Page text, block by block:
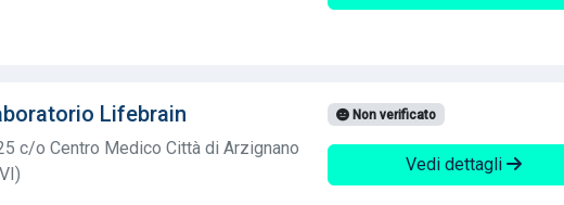
Lifebrain
c/o Centro Medico Città di Arzignano
Non verificato
Vedi dettagli